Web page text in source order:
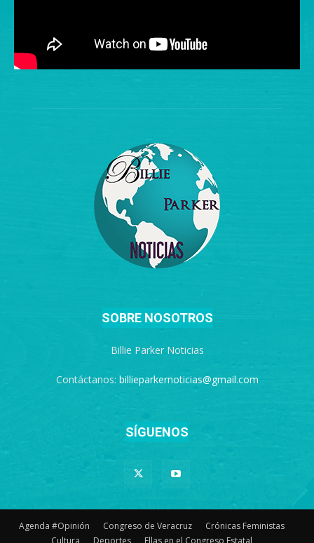
SOBRE NOSOTROS
Billie Parker Noticias
Contáctanos: billieparkernoticias@gmail.com
SÍGUENOS
Agenda #Opinión Congreso de Veracruz
Crónicas Feministas
Cultura
Deportes Ellas en el Congreso Estatal